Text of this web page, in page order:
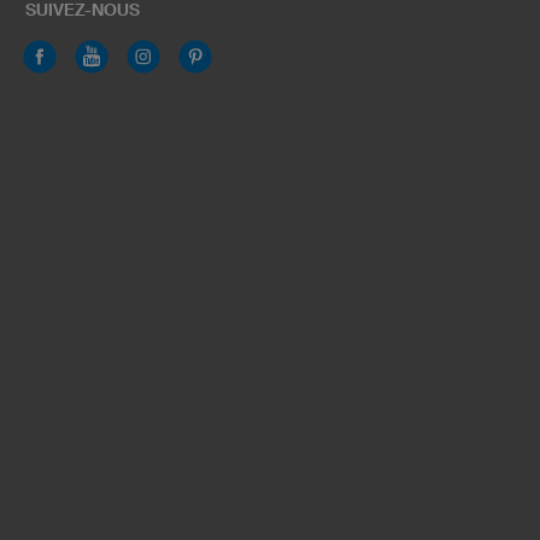
SUIVEZ-NOUS